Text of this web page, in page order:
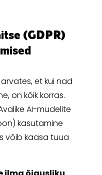
(GDPR)
et kui nad
on kõik korras.
AI-mudelite
kasutamine
võib kaasa tuua